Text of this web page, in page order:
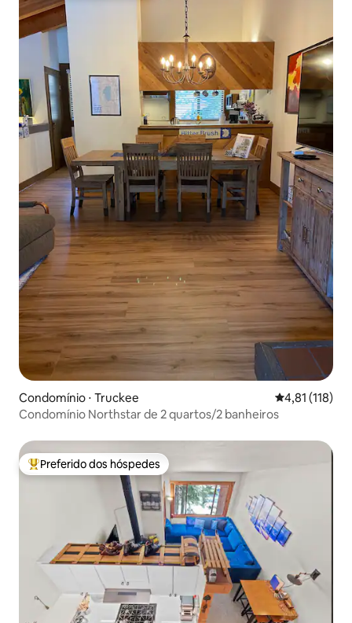
Condomínio ⋅ Truckee 4,81 de uma
4,81 (118)
Condomínio Northstar de 2 quartos/2 banheiros
Entre os melhores preferidos dos hóspedes
Preferido dos hóspedes